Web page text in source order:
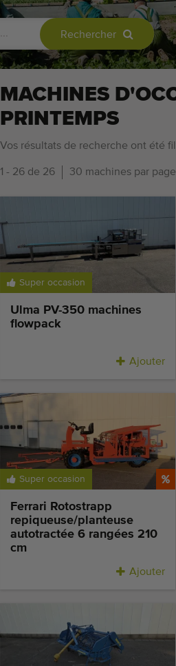
Rechercher
MACHINES
PRINTEMPS
Vos résultats de recherche ont été
1 - 26 de 26 30 machines par
Super occasion
Ulma PV-350 machines
flowpack
Ajouter
Super occasion
Ferrari Rotostrapp
repiqueuse/planteuse
autotractée 6 rangées 210
cm
Ajouter